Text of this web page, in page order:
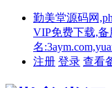
勤美堂源码网
VIP免费下载,备
名
注册 登录 查看